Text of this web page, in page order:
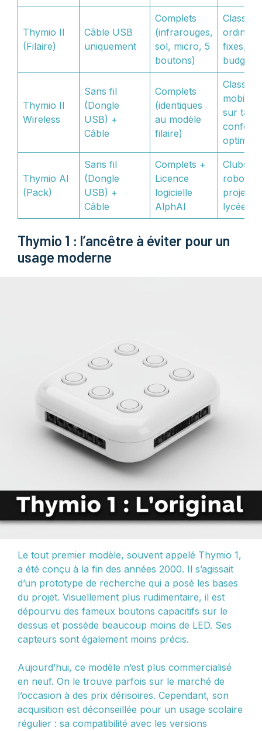
Thymio II
(Filaire)
Câble USB
uniquement
Complets
(infrarouges,
sol, micro, 5
boutons)
Classe
fixes,
budget
Thymio II
Wireless
Sans fil
(Dongle
USB) +
Câble
Complets
(identiques
au modèle
filaire)
Classe
mobile,
sur
confort
optimal
Thymio AI
(Pack)
Sans fil
(Dongle
USB) +
Câble
Complets +
Licence
logicielle
AlphAI
Clubs
projets
lycée
Thymio 1 : l’ancêtre à éviter pour un
usage moderne
Le tout premier modèle, souvent appelé Thymio 1,
a été conçu à la fin des années 2000. Il s’agissait
d’un prototype de recherche qui a posé les bases
du projet. Visuellement plus rudimentaire, il est
dépourvu des fameux boutons capacitifs sur le
dessus et possède beaucoup moins de LED. Ses
capteurs sont également moins précis.
Aujourd’hui, ce modèle n’est plus commercialisé
en neuf. On le trouve parfois sur le marché de
l’occasion à des prix dérisoires. Cependant, son
acquisition est déconseillée pour un usage scolaire
régulier : sa compatibilité avec les versions